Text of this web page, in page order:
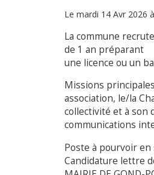
Le mardi 14 Avr 2026
La commune
de 1 an préparant
une licence ou un
Missions
association, le/la
collectivité et à son
communications
Poste à pourvoir
Candidature lettre